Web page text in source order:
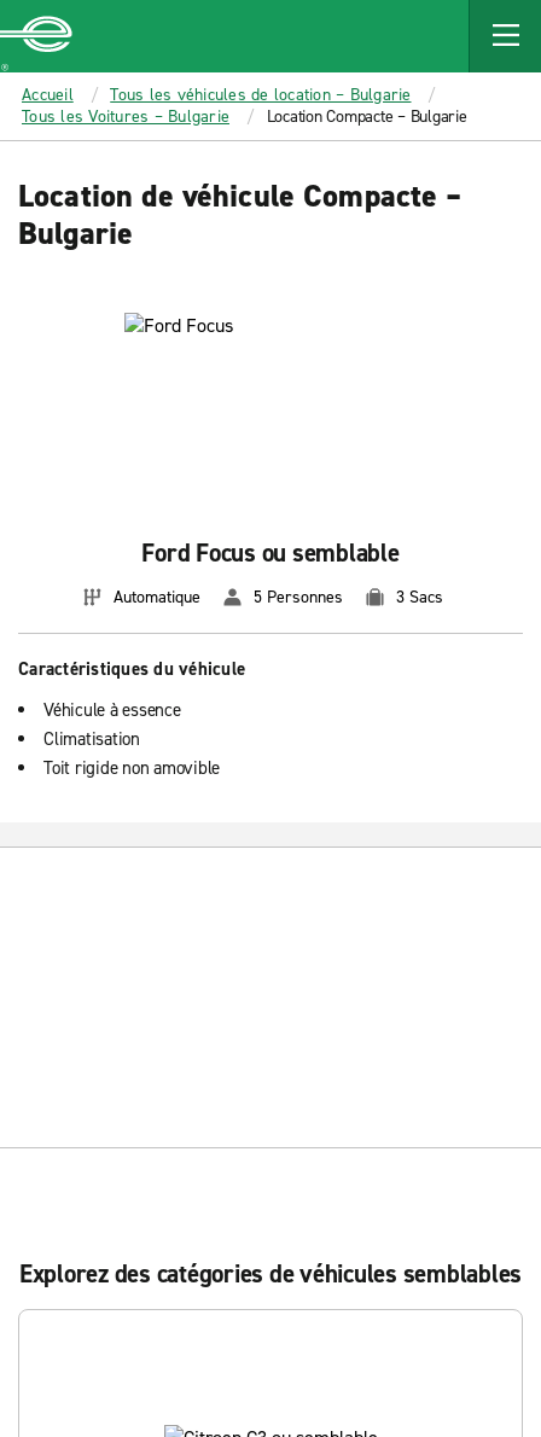
MAIN
CONTENT
Enterprise
Accueil
Tous les véhicules de location – Bulgarie
Tous les Voitures – Bulgarie
Location Compacte – Bulgarie
Location de véhicule Compacte –
Bulgarie
Ford Focus ou semblable
Automatique 5 Personnes 3 Sacs
Caractéristiques du véhicule
Véhicule à essence
Climatisation
Toit rigide non amovible
Explorez des catégories de véhicules semblables